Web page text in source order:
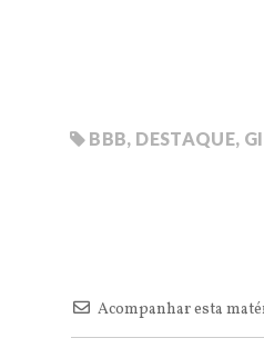
BBB, DESTAQUE,
Acompanhar esta